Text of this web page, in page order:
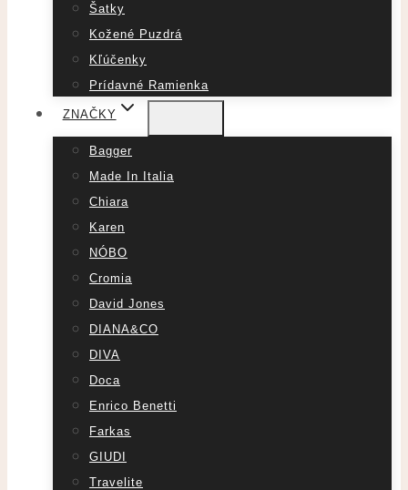
Šatky
Kožené Puzdrá
Kľúčenky
Prídavné Ramienka
ZNAČKY
Bagger
Made In Italia
Chiara
Karen
NÓBO
Cromia
David Jones
DIANA&CO
DIVA
Doca
Enrico Benetti
Farkas
GIUDI
Travelite